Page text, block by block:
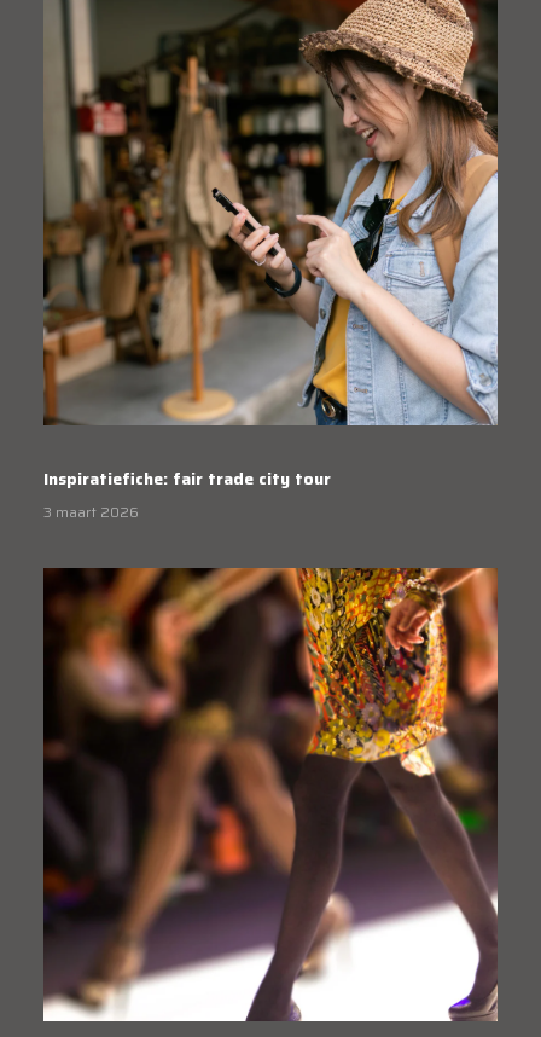
Inspiratiefiche: fair trade city tour
3 maart 2026